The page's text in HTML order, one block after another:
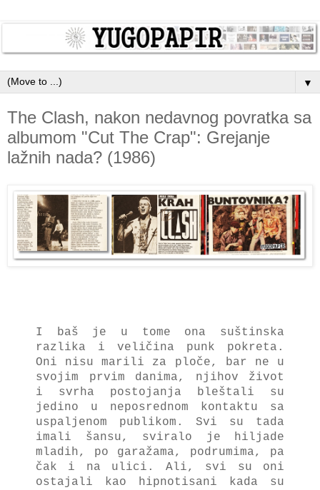
▼
The Clash, nakon nedavnog povratka sa
albumom "Cut The Crap": Grejanje
lažnih nada? (1986)
I baš je u tome ona suštinska
razlika i veličina punk pokreta.
Oni nisu marili za ploče, bar ne u
svojim prvim danima, njihov život
i svrha postojanja bleštali su
jedino u neposrednom kontaktu sa
uspaljenom publikom. Svi su tada
imali šansu, sviralo je hiljade
mladih, po garažama, podrumima, pa
čak i na ulici. Ali, svi su oni
ostajali kao hipnotisani kada su